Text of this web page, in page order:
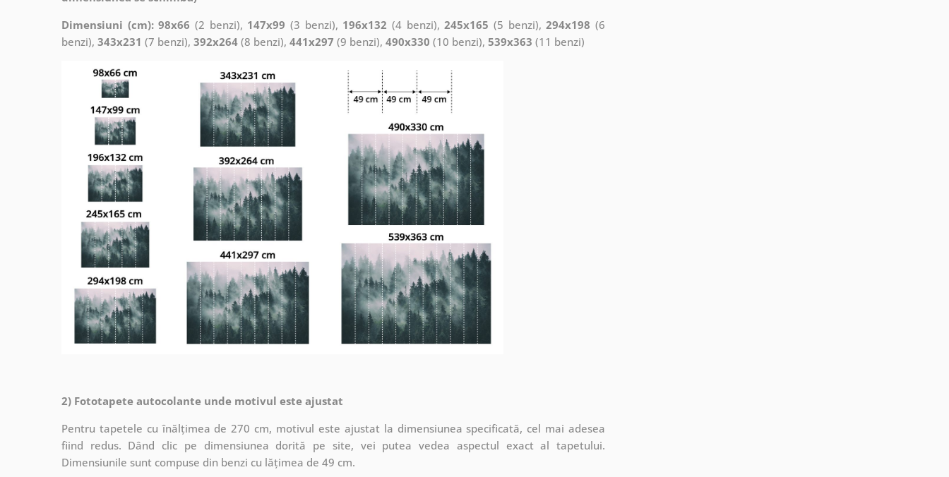
Dimensiuni (cm): 98x66 (2 benzi), 147x99 (3 benzi), 196x132 (4 benzi),245x165 (5 benzi),294x198 (6
benzi), 343x231 (7 benzi), 392x264 (8 benzi), 441x297 (9 benzi), 490x330 (10 benzi), 539x363 (11 benzi)
2) Fototapete autocolante unde motivul este ajustat
Pentru tapetele cu înălțimea de 270 cm, motivul este ajustat la dimensiunea specificată, cel mai adesea
fiind redus. Dând clic pe dimensiunea dorită pe site, vei putea vedea aspectul exact al tapetului.
Dimensiunile sunt compuse din benzi cu lățimea de 49 cm.